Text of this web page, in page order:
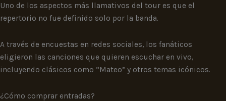
Uno de los aspectos más llamativos del tour es que el
repertorio no fue definido solo por la banda.
A través de encuestas en redes sociales, los fanáticos
eligieron las canciones que quieren escuchar en vivo,
incluyendo clásicos como “Mateo” y otros temas icónicos.
¿Cómo comprar entradas?